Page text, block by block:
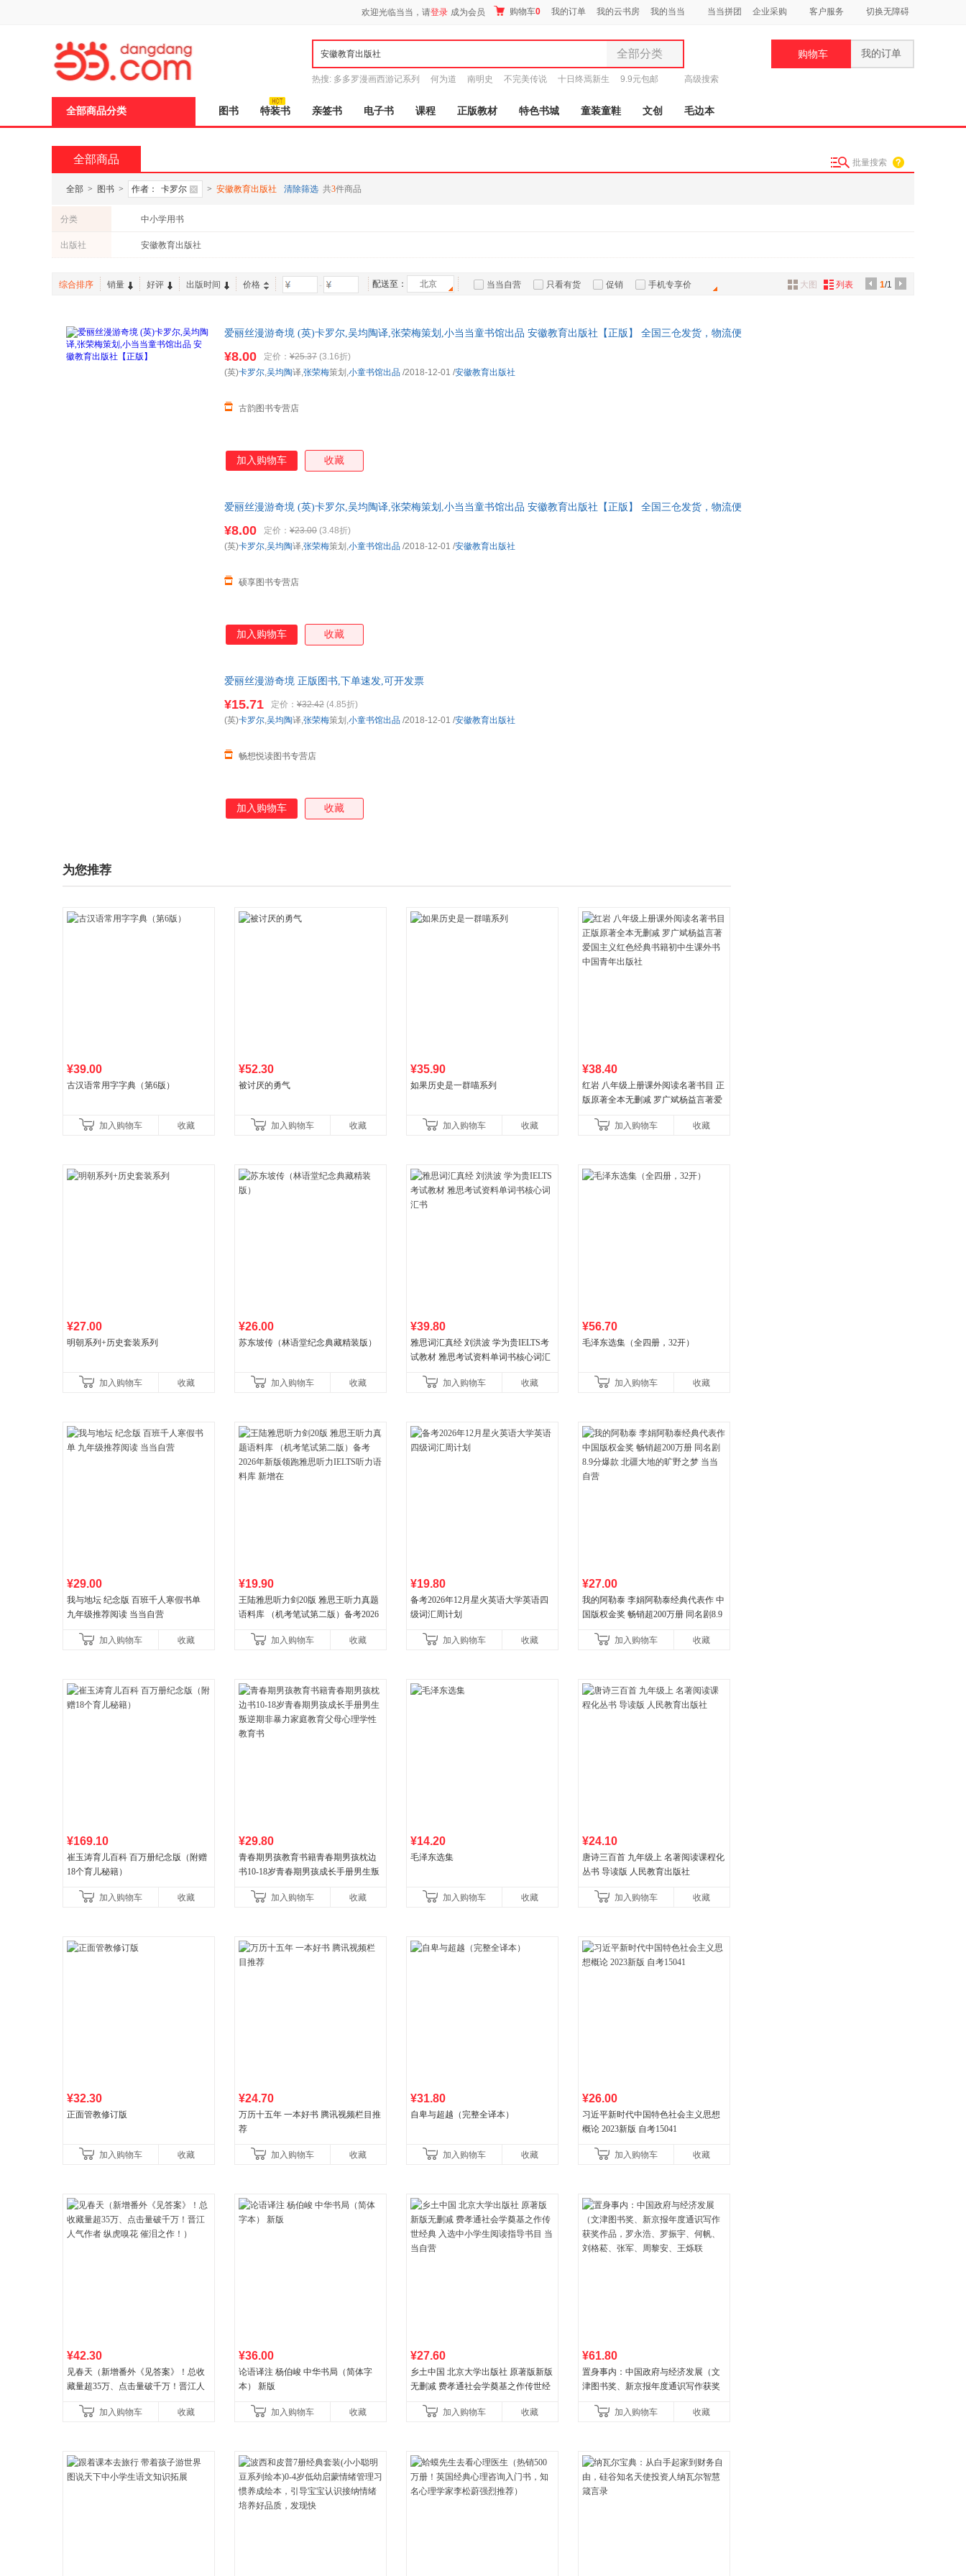
欢迎光临当当，请登录 成为会员 购物车0 我的订单 我的云书房 我的当当 当当拼团 企业采购 客户服务 切换无障碍
全部分类
全部分类
图书
电子书
家具装饰
箱包皮具
热搜: 多多罗漫画西游记系列 何为道 南明史 不完美传说 十日终焉新生 9.9元包邮 高级搜索
购物车 我的订单
全部商品分类 图书 特装书 亲签书 电子书 课程 正版教材 特色书城 童装童鞋 文创 毛边本
全部商品 批量搜索
全部 > 图书 > 作者： 卡罗尔 > 安徽教育出版社 清除筛选 共3件商品
分类 中小学用书
出版社 安徽教育出版社
综合排序 销量 好评 出版时间 价格 - 配送至： 北京 当当自营 只看有货 促销 手机专享价 1/1
大图 列表
爱丽丝漫游奇境 (英)卡罗尔,吴均陶译,张荣梅策划,小当当童书馆出品 安徽教育出版社【正版】 全国三仓发货，物流便
¥8.00 定价： ¥25.37 (3.16折)
古韵图书专营店
(英)卡罗尔,吴均陶译,张荣梅策划,小童书馆出品 /2018-12-01 /安徽教育出版社
加入购物车 收藏
爱丽丝漫游奇境 (英)卡罗尔,吴均陶译,张荣梅策划,小当当童书馆出品 安徽教育出版社【正版】 全国三仓发货，物流便
¥8.00 定价： ¥23.00 (3.48折)
硕享图书专营店
(英)卡罗尔,吴均陶译,张荣梅策划,小童书馆出品 /2018-12-01 /安徽教育出版社
加入购物车 收藏
爱丽丝漫游奇境 正版图书,下单速发,可开发票
¥15.71 定价： ¥32.42 (4.85折)
畅想悦读图书专营店
(英)卡罗尔,吴均陶译,张荣梅策划,小童书馆出品 /2018-12-01 /安徽教育出版社
加入购物车 收藏
为您推荐
¥39.00
古汉语常用字字典（第6版）
加入购物车 收藏
¥52.30
被讨厌的勇气
加入购物车 收藏
¥35.90
如果历史是一群喵系列
加入购物车 收藏
¥38.40
红岩 八年级上册课外阅读名著书目 正
版原著全本无删减 罗广斌杨益言著爱
国青年出版社加入购物车 收藏
¥27.00
明朝系列+历史套装系列
加入购物车 收藏
¥26.00
苏东坡传（林语堂纪念典藏精装版）
加入购物车 收藏
¥39.80
雅思词汇真经 刘洪波 学为贵IELTS考
试教材 雅思考试资料单词书核心词汇
加入购物车
收藏
¥56.70
毛泽东选集（全四册，32开）
加入购物车 收藏
¥29.00
我与地坛 纪念版 百班千人寒假书单
九年级推荐阅读 当当自营
加入购物车 收藏
¥19.90
王陆雅思听力剑20版 雅思王听力真题
语料库 （机考笔试第二版）备考2026
新增在
加入购物车 收藏
¥19.80
备考2026年12月星火英语大学英语四
级词汇周计划
加入购物车 收藏
¥27.00
我的阿勒泰 李娟阿勒泰经典代表作 中
国版权金奖 畅销超200万册 同名剧8.9
加入购物车
收藏
¥169.10
崔玉涛育儿百科 百万册纪念版（附赠
18个育儿秘籍）
加入购物车 收藏
¥29.80
青春期男孩教育书籍青春期男孩枕边
书10-18岁青春期男孩成长手册男生叛
育书
加入购物车 收藏
¥14.20
毛泽东选集
加入购物车 收藏
¥24.10
唐诗三百首 九年级上 名著阅读课程化
丛书 导读版 人民教育出版社
加入购物车 收藏
¥32.30
正面管教修订版
加入购物车 收藏
¥24.70
万历十五年 一本好书 腾讯视频栏目推
荐
加入购物车 收藏
¥31.80
自卑与超越（完整全译本）
加入购物车 收藏
¥26.00
习近平新时代中国特色社会主义思想
概论 2023新版 自考15041
加入购物车 收藏
¥42.30
见春天（新增番外《见答案》！总收
藏量超35万、点击量破千万！晋江人
加入购物车
收藏
¥36.00
论语译注 杨伯峻 中华书局（简体字
本） 新版
加入购物车 收藏
¥27.60
乡土中国 北京大学出版社 原著版新版
无删减 费孝通社会学奠基之作传世经
加入购物车 收藏
¥61.80
置身事内：中国政府与经济发展（文
津图书奖、新京报年度通识写作获奖
菘、张军、周黎安、王烁联
加入购物车 收藏
页